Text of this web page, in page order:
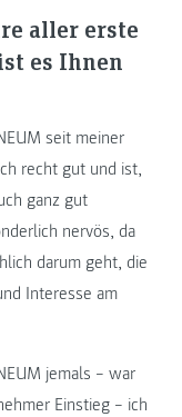
aller erste
es Ihnen
seit meiner
recht gut und ist,
ganz gut
nervös, da
darum geht, die
Interesse am
jemals – war
Einstieg – ich